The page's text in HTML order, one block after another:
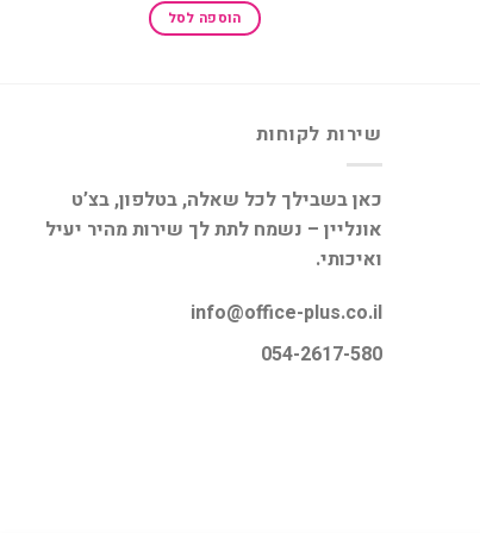
היה:
₪380.00.
הוספה לסל
שירות לקוחות
כאן בשבילך לכל שאלה, בטלפון, בצ’ט
אונליין – נשמח לתת לך שירות מהיר יעיל
ואיכותי.
info@office-plus.co.il
054-2617-580